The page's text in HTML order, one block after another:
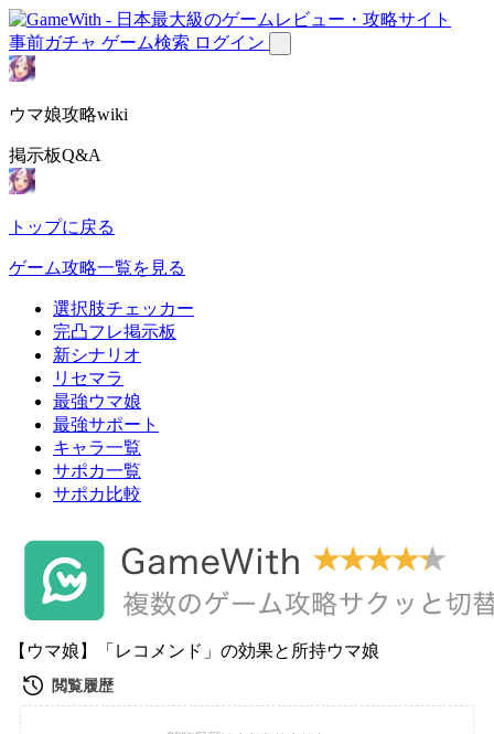
事前ガチャ ゲーム検索 ログイン
ウマ娘攻略wiki
掲示板Q&A
トップに戻る
ゲーム攻略一覧を見る
選択肢チェッカー
完凸フレ掲示板
新シナリオ
リセマラ
最強ウマ娘
最強サポート
キャラ一覧
サポカ一覧
サポカ比較
【ウマ娘】「レコメンド」の効果と所持ウマ娘